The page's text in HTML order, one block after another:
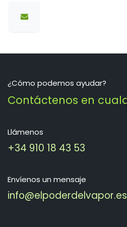
¿Cómo podemos ayudar?
Contáctenos en
Llámenos
+34 910 18 43 53
Envíenos un mensaje
info@elpoderdelvapor.es